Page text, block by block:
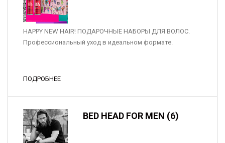
HAPPY NEW HAIR! ПОДАРОЧНЫЕ НАБОРЫ ДЛЯ ВОЛОС.
Профессиональный уход в идеальном формате.
ПОДРОБНЕЕ
BED HEAD FOR MEN (6)